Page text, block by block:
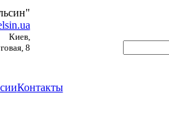
Киев,
8
Контакты